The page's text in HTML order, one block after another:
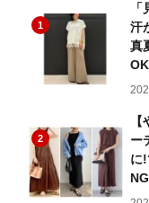
1
汗
真
2
ー
に